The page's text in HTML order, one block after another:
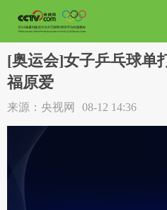
[奥运会]女子乒乓球单
福原爱
来源：央视网 08-12 14:36